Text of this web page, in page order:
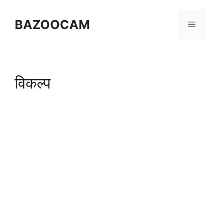
contentBAZOOCAM Menu
विकल्प